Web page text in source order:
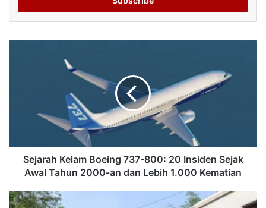
Sejarah Kelam Boeing 737-800: 20 Insiden Sejak
Awal Tahun 2000-an dan Lebih 1.000 Kematian